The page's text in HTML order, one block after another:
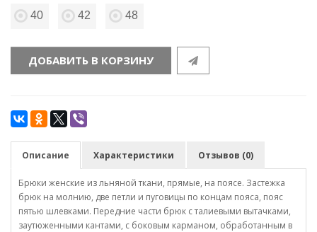
40
42 48
ДОБАВИТЬ В КОРЗИНУ
Описание Характеристики Отзывов (0)
Брюки женские из льняной ткани, прямые, на поясе. Застежка
брюк на молнию, две петли и пуговицы по концам пояса, пояс
пятью шлевками. Передние части брюк с талиевыми вытачками,
заутюженными кантами, с боковым карманом, обработанным в